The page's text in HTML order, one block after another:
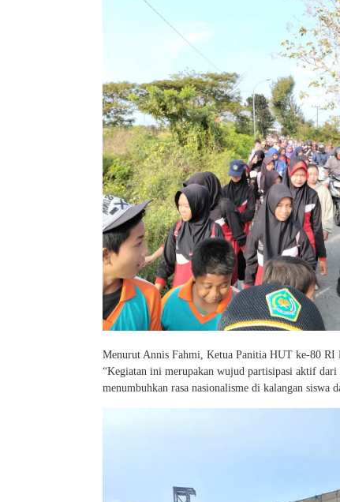
Menurut Annis Fahmi, Ketua Panitia HUT ke-80 RI
“Kegiatan ini merupakan wujud partisipasi aktif
menumbuhkan rasa nasionalisme di kalangan siswa